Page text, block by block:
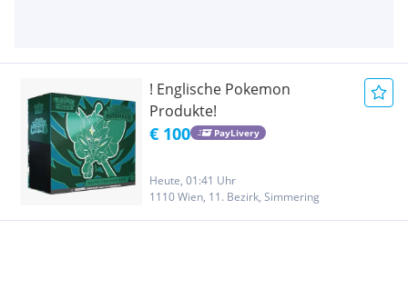
! Englische Pokemon
Produkte!
€ 100 PayLivery
Heute, 01:41 Uhr
1110 Wien, 11. Bezirk, Simmering